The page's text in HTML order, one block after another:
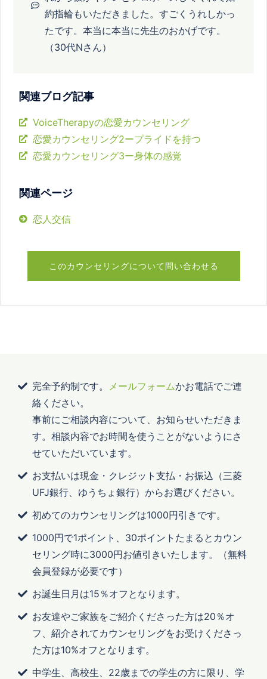
約指輪もいただきました。すごくうれしかっ
たです。本当に本当に先生のおかげです。
（30代Nさん）
関連ブログ記事
VoiceTherapyの恋愛カウンセリング
恋愛カウンセリング2ープライドを持つ
恋愛カウンセリング3ー身体の感覚
関連ページ
恋人交信
このカウンセリングについて問い合わせる
完全予約制です。 メールフォームかお電話でご連
絡ください。
事前にご相談内容について、お知らせいただきま
す。相談内容でお時間を使うことがないようにさ
せていただいています。
お支払いは現金・クレジット支払・お振込（三菱
UFJ銀行、ゆうちょ銀行）からお選びください。
初めてのカウンセリングは1000円引きです。
1000円で1ポイント、30ポイントたまるとカウン
セリング時に3000円お値引きいたします。（無料
会員登録が必要です）
お誕生日月は15％オフとなります。
お友達やご家族をご紹介くださった方は20％オ
フ、紹介されてカウンセリングをお受けくださっ
た方は10%オフとなります。
中学生、高校生、22歳までの学生の方に限り、学